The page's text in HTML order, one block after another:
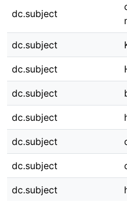
dc.subject
dc.subject
dc.subject
dc.subject
dc.subject
dc.subject
dc.subject
dc.subject